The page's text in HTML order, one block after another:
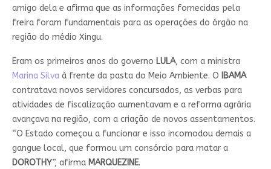
amigo dela e afirma que as informações fornecidas pela
freira foram fundamentais para as operações do órgão na
região do médio Xingu.
Eram os primeiros anos do governo LULA, com a ministra
Marina Silvaà frente da pasta do Meio Ambiente. O IBAMA
contratava novos servidores concursados, as verbas para
atividades de fiscalização aumentavam e a reforma agrária
avançava na região, com a criação de novos assentamentos.
“O Estado começou a funcionar e isso incomodou demais a
gangue local, que formou um consórcio para matar a
DOROTHY”, afirma MARQUEZINE.